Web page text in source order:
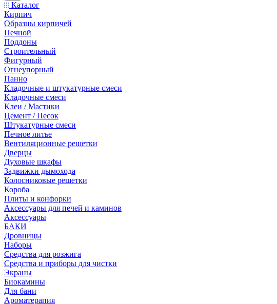
Каталог
Кирпич
Образцы кирпичей
Печной
Поддоны
Строительный
Фигурный
Огнеупорный
Панно
Кладочные и штукатурные смеси
Кладочные смеси
Клеи / Мастики
Цемент / Песок
Штукатурные смеси
Печное литье
Вентиляционные решетки
Дверцы
Духовые шкафы
Задвижки дымохода
Колосниковые решетки
Короба
Плиты и конфорки
Аксессуары для печей и каминов
Аксессуары
БАКИ
Дровницы
Наборы
Средства для розжига
Средства и приборы для чистки
Экраны
Биокамины
Для бани
Ароматерапия